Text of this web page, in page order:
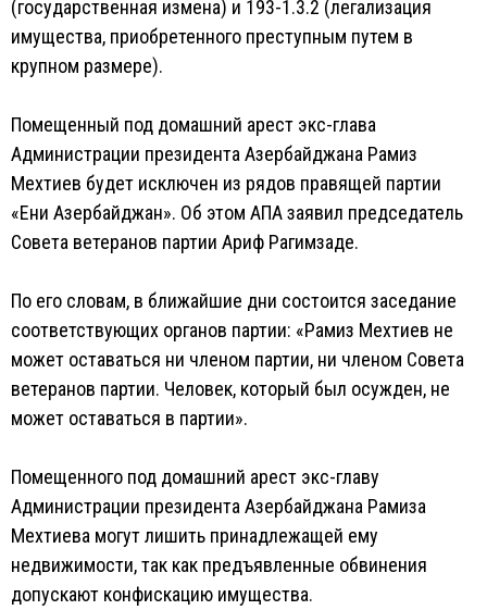
(государственная измена) и 193-1.3.2 (легализация
имущества, приобретенного преступным путем в
крупном размере).
Помещенный под домашний арест экс-глава
Администрации президента Азербайджана Рамиз
Мехтиев будет исключен из рядов правящей партии
«Ени Азербайджан». Об этом АПА заявил председатель
Совета ветеранов партии Ариф Рагимзаде.
По его словам, в ближайшие дни состоится заседание
соответствующих органов партии: «Рамиз Мехтиев не
может оставаться ни членом партии, ни членом Совета
ветеранов партии. Человек, который был осужден, не
может оставаться в партии».
Помещенного под домашний арест экс-главу
Администрации президента Азербайджана Рамиза
Мехтиева могут лишить принадлежащей ему
недвижимости, так как предъявленные обвинения
допускают конфискацию имущества.